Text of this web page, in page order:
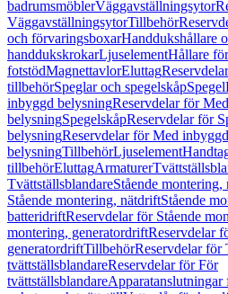
badrumsmöblerVäggavställningsytor
VäggavställningsytorTillbehör
och förvaringsboxarHanddukshållare
handdukskrokarLjuselementHållare
fotstödMagnettavlorEluttag
tillbehörSpeglar och spegelskåpSpegel
inbyggd belysningReservdelar för
belysningSpegelskåpReservdelar för
belysningReservdelar för Med inbyggd
belysningTillbehörLjuselement
tillbehörEluttagArmaturer
TvättställsblandareStående montering,
Stående montering, nätdriftStående
batteridriftReservdelar för Stående
montering, generatordriftReservdelar
generatordriftTillbehörReservdelar för
tvättställsblandareReservdelar för För
tvättställsblandareApparatanslutningar